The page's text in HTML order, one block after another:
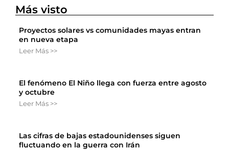
Más visto
Proyectos solares vs comunidades mayas entran
en nueva etapa
Leer Más >>
El fenómeno El Niño llega con fuerza entre agosto
y octubre
Leer Más >>
Las cifras de bajas estadounidenses siguen
fluctuando en la guerra con Irán